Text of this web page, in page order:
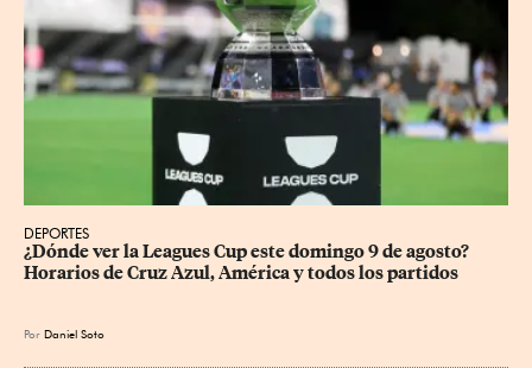
DEPORTES
¿Dónde ver la Leagues Cup este domingo 9 de agosto?
Horarios de Cruz Azul, América y todos los partidos
Por Daniel Soto